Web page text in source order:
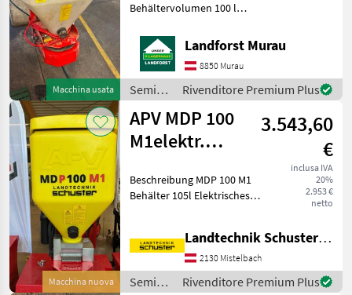
Macchina usata
Behältervolumen 100 l
Anbau auf Ackerschiene
und Oberlenker oder direkt
am Gerät Um Ihnen
unnötige Wartezeiten oder
W
Landforst Murau
8850 Murau
Semina
e cura /
APV
Rivenditore Premium Plus
Macchina nuova
APV MDP 100
M1elektr.
3.543,60
€
inclusa IVA
20%
2.953 €
netto
Beschreibung MDP 100 M1
Behälter 105l Elektrisches
25 M )
Prallblech+Befestigungsmaterial
( 6 STK ) Sechskantw
Landtechnik Schuster Niederlassung Mistelbach
2130 Mistelbach
Semina
Rivenditore Premium Plus